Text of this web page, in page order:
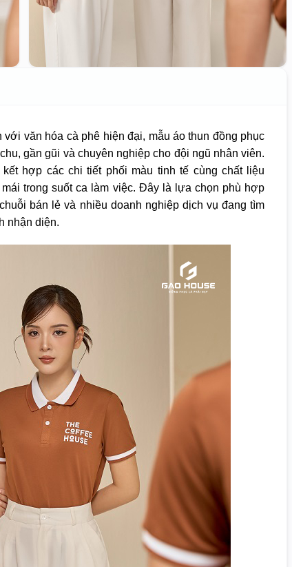
văn hóa cà phê hiện đại, mẫu áo thun đồng phục
gần gũi và chuyên nghiệp cho đội ngũ nhân viên.
hợp các chi tiết phối màu tinh tế cùng chất liệu
trong suốt ca làm việc. Đây là lựa chọn phù hợp
bán lẻ và nhiều doanh nghiệp dịch vụ đang tìm
nhận diện.